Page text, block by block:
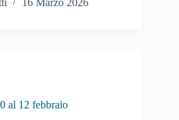
16 Marzo 2026
al 12 febbraio